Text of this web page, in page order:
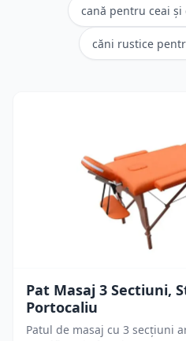
cană pentru ceai și
căni rustice
Pat Masaj 3 Sectiuni,
Portocaliu
Patul de masaj cu 3 secțiuni